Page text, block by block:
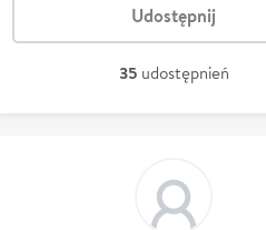
Udostępnij
35 udostępnień